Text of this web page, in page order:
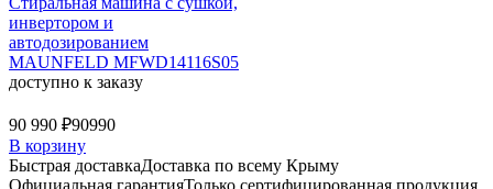
инвертором и
автодозированием
MAUNFELD MFWD14116S05
доступно к заказу
90 990 ₽90990
В корзину
Быстрая доставкаДоставка по всему Крыму